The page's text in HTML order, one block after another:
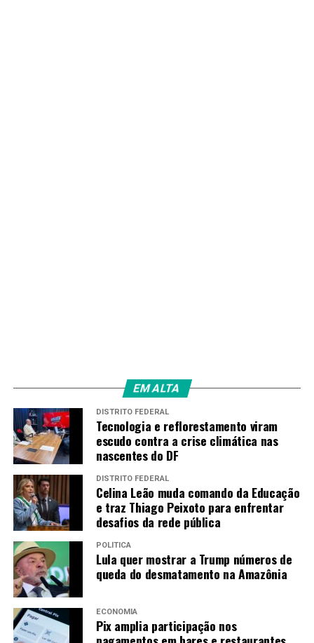
de quem pagou inscrição para participar da excursão
que seria realizada hoje e teria direito à devolução do
dinheiro. Essa doação foi para ajuda humanitária na
região de Marrakech e no entorno”, disse.
A conferência reuniu 195 geoparques mundiais da
Unesco de cerca de 50 países.
Fonte:Agência Brasil
TAGS
PRÓXIMO
Protesto toma conta de Israel antes de decisão sobre
reforma judicial
RECENTES
EM ALTA
DISTRITO FEDERAL
Tecnologia e reflorestamento viram
escudo contra a crise climática nas
nascentes do DF
DISTRITO FEDERAL
Celina Leão muda comando da Educação
e traz Thiago Peixoto para enfrentar
desafios da rede pública
POLÍTICA
Lula quer mostrar a Trump números de
queda do desmatamento na Amazônia
ECONOMIA
Pix amplia participação nos